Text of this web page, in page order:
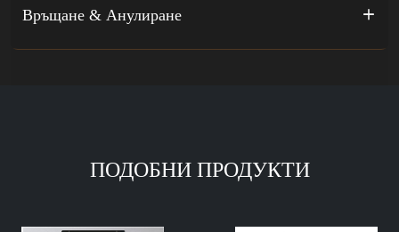
Връщане & Анулиране
ПОДОБНИ ПРОДУКТИ